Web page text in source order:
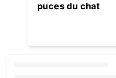
puces du chat